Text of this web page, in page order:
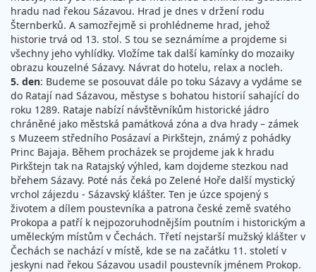
hradu nad řekou Sázavou. Hrad je dnes v držení rodu
Šternberků. A samozřejmě si prohlédneme hrad, jehož
historie trvá od 13. stol. S tou se seznámíme a projdeme si
všechny jeho vyhlídky. Vložíme tak další kamínky do mozaiky
obrazu kouzelné Sázavy. Návrat do hotelu, relax a nocleh.
5. den: Budeme se posouvat dále po toku Sázavy a vydáme se
do Ratají nad Sázavou, městyse s bohatou historií sahající do
roku 1289. Rataje nabízí návštěvníkům historické jádro
chráněné jako městská památková zóna a dva hrady – zámek
s Muzeem středního Posázaví a Pirkštejn, známý z pohádky
Princ Bajaja. Během procházek se projdeme jak k hradu
Pirkštejn tak na Ratajský výhled, kam dojdeme stezkou nad
břehem Sázavy. Poté nás čeká po Zelené Hoře další mystický
vrchol zájezdu - Sázavský klášter. Ten je úzce spojený s
životem a dílem poustevníka a patrona české země svatého
Prokopa a patří k nejpozoruhodnějším poutním i historickým a
uměleckým místům v Čechách. Třetí nejstarší mužský klášter v
Čechách se nachází v místě, kde se na začátku 11. století v
jeskyni nad řekou Sázavou usadil poustevník jménem Prokop.